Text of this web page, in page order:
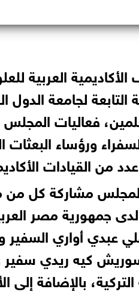
العربية
فعاليات
ورؤساء
من القيادات
مشاركة كل من
جمهورية مصر
عبدي أواري السفير
كيه ريدي سفير
بالإضافة